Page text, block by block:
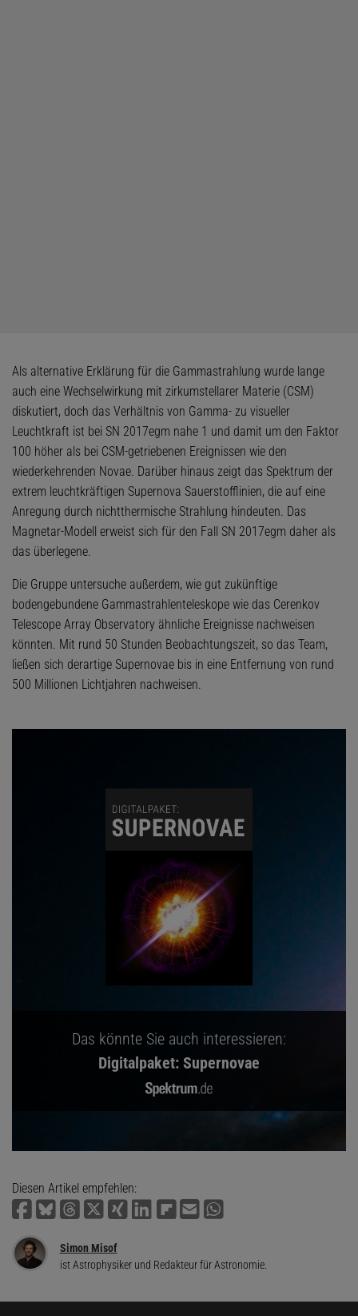
Als alternative Erklärung für die Gammastrahlung wurde lange
auch eine Wechselwirkung mit zirkumstellarer Materie (CSM)
diskutiert, doch das Verhältnis von Gamma- zu visueller
Leuchtkraft ist bei SN 2017egm nahe 1 und damit um den Faktor
100 höher als bei CSM-getriebenen Ereignissen wie den
wiederkehrenden Novae. Darüber hinaus zeigt das Spektrum der
extrem leuchtkräftigen Supernova Sauerstofflinien, die auf eine
Anregung durch nichtthermische Strahlung hindeuten. Das
Magnetar-Modell erweist sich für den Fall SN 2017egm daher als
das überlegene.
Die Gruppe untersuche außerdem, wie gut zukünftige
bodengebundene Gammastrahlenteleskope wie das Cerenkov
Telescope Array Observatory ähnliche Ereignisse nachweisen
könnten. Mit rund 50 Stunden Beobachtungszeit, so das Team,
ließen sich derartige Supernovae bis in eine Entfernung von rund
500 Millionen Lichtjahren nachweisen.
Das könnte Sie auch interessieren:
Digitalpaket: Supernovae
Diesen Artikel empfehlen:
Simon Misof
ist Astrophysiker und Redakteur für Astronomie.